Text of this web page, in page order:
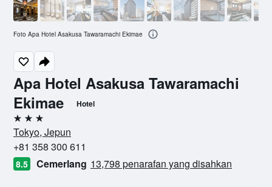
Apa Hotel Asakusa Tawaramachi
Ekimae
Hotel
3 bintang
Tokyo, Jepun
+81 358 300 611
8.5 Cemerlang 13,798 penarafan yang disahkan
Foto Apa Hotel Asakusa Tawaramachi Ekimae